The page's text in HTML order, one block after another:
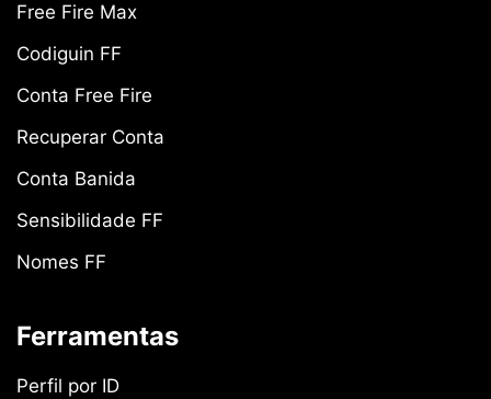
Free Fire Max
Codiguin FF
Conta Free Fire
Recuperar Conta
Conta Banida
Sensibilidade FF
Nomes FF
Ferramentas
Perfil por ID